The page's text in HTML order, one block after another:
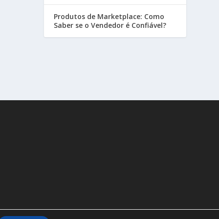
Produtos de Marketplace: Como
Saber se o Vendedor é Confiável?